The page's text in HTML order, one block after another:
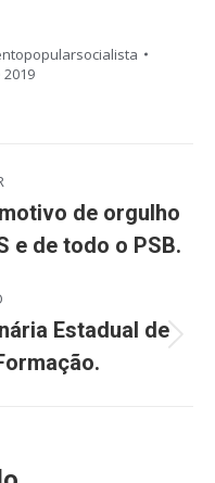
de orgulho
e de todo o PSB.
Estadual de